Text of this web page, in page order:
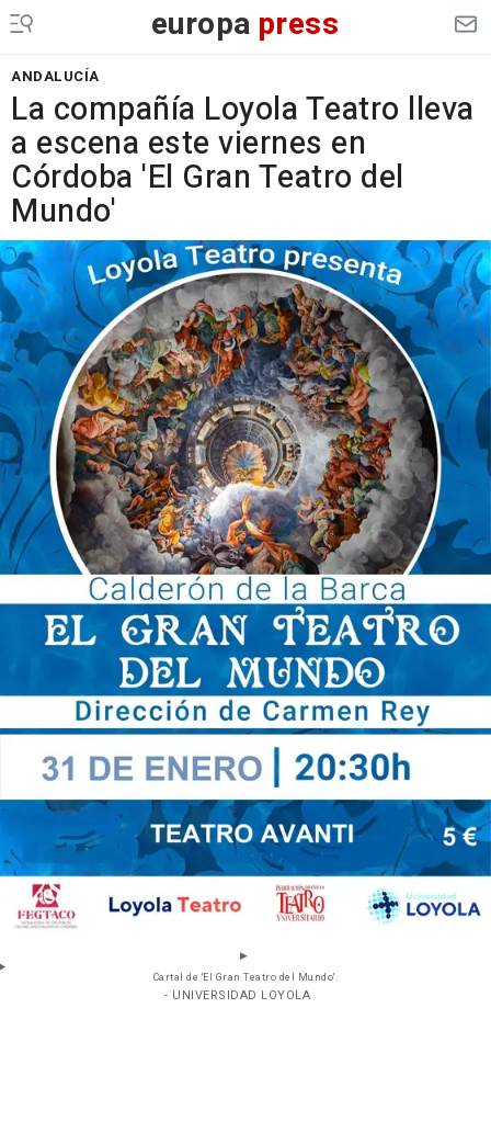
europa press
ANDALUCÍA
La compañía Loyola Teatro lleva
a escena este viernes en
Córdoba 'El Gran Teatro del
Mundo'
Cartal de 'El Gran Teatro del Mundo'.
- UNIVERSIDAD LOYOLA